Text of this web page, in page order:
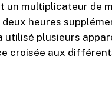
un multiplicateur de
heures
utilisé plusieurs
croisée aux